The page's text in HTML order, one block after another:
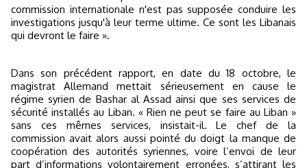
commission internationale n'est pas supposée conduire les
investigations jusqu'à leur terme ultime. Ce sont les Libanais
qui devront le faire ».
Dans son précédent rapport, en date du 18 octobre, le
magistrat Allemand mettait sérieusement en cause le
régime syrien de Bashar al Assad ainsi que ses services de
sécurité installés au Liban. « Rien ne peut se faire au Liban »
sans ces mêmes services, insistait-il. Le chef de la
commission avait alors aussi pointé du doigt la manque de
coopération des autorités syriennes, voire l’envoi de leur
part d’informations volontairement erronées, s’attirant les